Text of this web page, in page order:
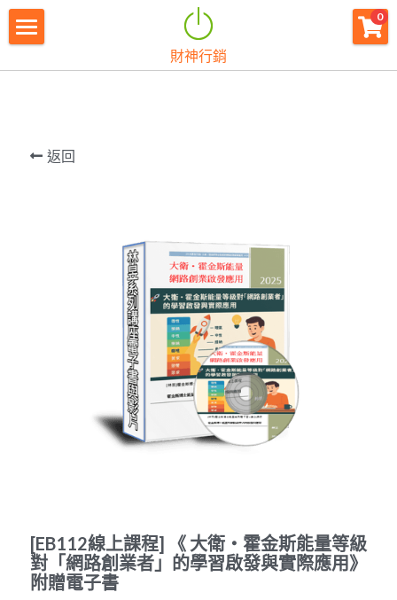
財神行銷
0
POWERED BY
返回
[EB112線上課程] 《 大衛・霍金斯能量等級
對「網路創業者」的學習啟發與實際應用》
附贈電子書
×
商品分類